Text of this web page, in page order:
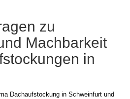
zu
Machbarkeit
in
Dachaufstockung in Schweinfurt und